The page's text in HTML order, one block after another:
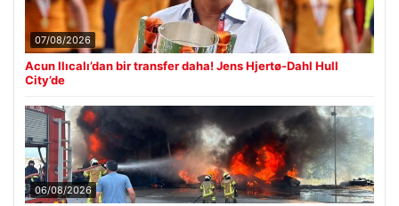
07/08/2026
Acun Ilıcalı’dan bir transfer daha! Jens Hjertø-Dahl Hull
City’de
06/08/2026